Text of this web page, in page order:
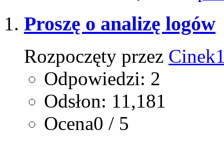
Proszę o analizę logów
Rozpoczęty przez
Odpowiedzi: 2
Odsłon: 11,181
Ocena0 / 5